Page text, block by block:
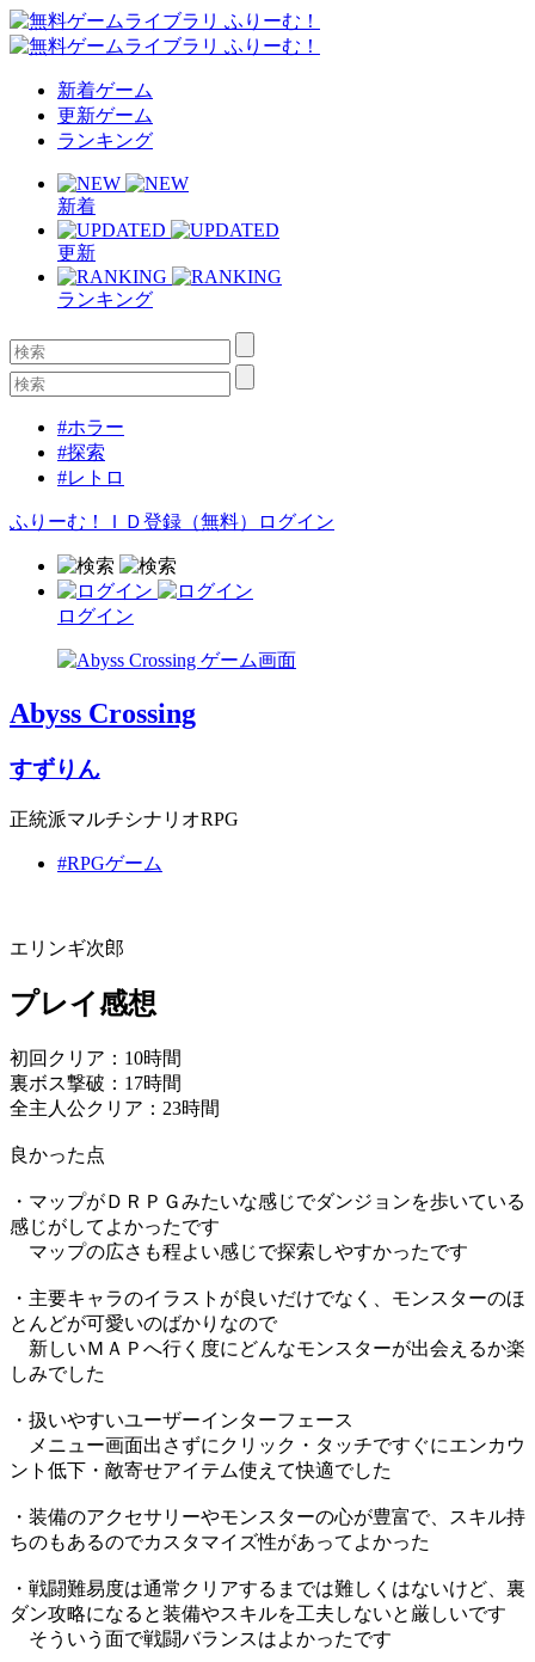
新着ゲーム
更新ゲーム
ランキング
新着
更新
ランキング
#ホラー
#探索
#レトロ
ふりーむ！ＩＤ登録（無料） ログイン
ログイン
Abyss Crossing
すずりん
正統派マルチシナリオRPG
#RPGゲーム
エリンギ次郎
プレイ感想
初回クリア：10時間
裏ボス撃破：17時間
全主人公クリア：23時間
良かった点
・マップがＤＲＰＧみたいな感じでダンジョンを歩いている
感じがしてよかったです
マップの広さも程よい感じで探索しやすかったです
・主要キャラのイラストが良いだけでなく、モンスターのほ
とんどが可愛いのばかりなので
新しいＭＡＰへ行く度にどんなモンスターが出会えるか楽
しみでした
・扱いやすいユーザーインターフェース
メニュー画面出さずにクリック・タッチですぐにエンカウ
ント低下・敵寄せアイテム使えて快適でした
・装備のアクセサリーやモンスターの心が豊富で、スキル持
ちのもあるのでカスタマイズ性があってよかった
・戦闘難易度は通常クリアするまでは難しくはないけど、裏
ダン攻略になると装備やスキルを工夫しないと厳しいです
そういう面で戦闘バランスはよかったです